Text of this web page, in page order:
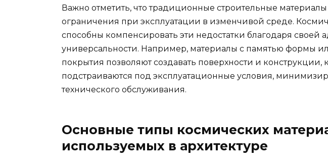
Важно отметить, что традиционные строительные
ограничения при эксплуатации в изменчивой среде.
способны компенсировать эти недостатки благодаря своей
универсальности. Например, материалы с памятью формы
покрытия позволяют создавать поверхности и конструкции,
подстраиваются под эксплуатационные условия,
технического обслуживания.
Основные типы космических
используемых в архитектуре